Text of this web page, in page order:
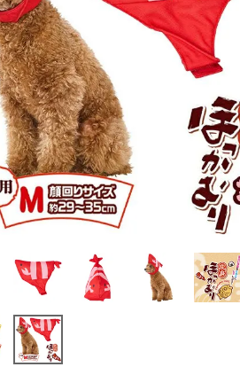
び・元気草
エット中にオススメ